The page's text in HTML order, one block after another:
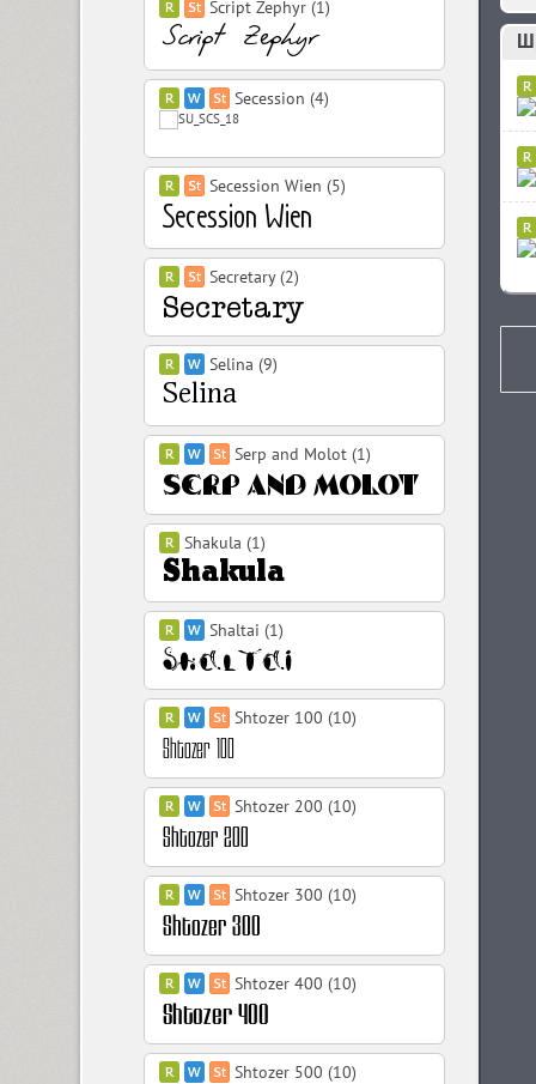
Script Zephyr (1)
Secession (4)
Secession Wien (5)
Secretary (2)
Selina (9)
Serp and Molot (1)
Shakula (1)
Shaltai (1)
Shtozer 100 (10)
Shtozer 200 (10)
Shtozer 300 (10)
Shtozer 400 (10)
Shtozer 500 (10)